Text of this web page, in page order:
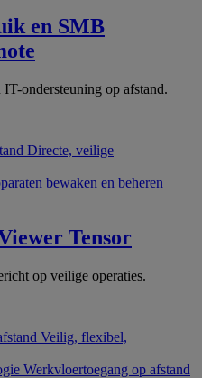
en SMB
ondersteuning op afstand.
Directe, veilige
bewaken en beheren
Tensor
op veilige operaties.
Veilig, flexibel,
Werkvloertoegang op afstand